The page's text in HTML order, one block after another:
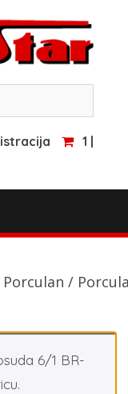
1 |
Porculan /
6/1 BR-